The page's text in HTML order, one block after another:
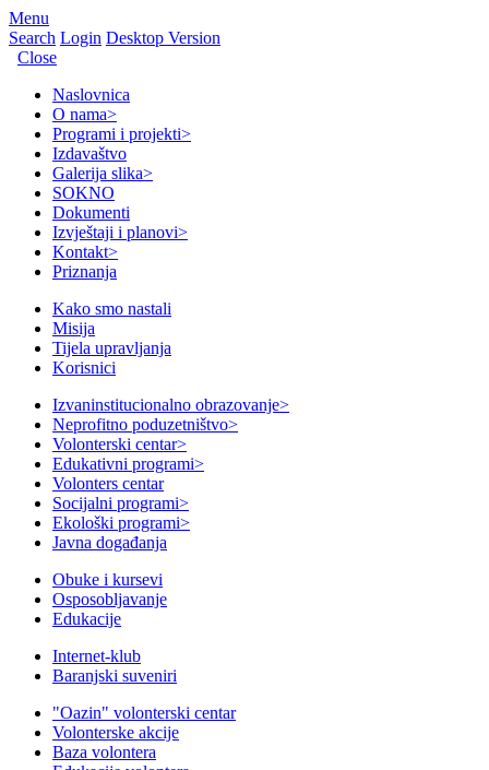
Menu
Search Login Desktop Version
Close
Naslovnica
O nama>
Programi i projekti>
Izdavaštvo
Galerija slika>
SOKNO
Dokumenti
Izvještaji i planovi>
Kontakt>
Priznanja
Kako smo nastali
Misija
Tijela upravljanja
Korisnici
Izvaninstitucionalno obrazovanje>
Neprofitno poduzetništvo>
Volonterski centar>
Edukativni programi>
Volonters centar
Socijalni programi>
Ekološki programi>
Javna događanja
Obuke i kursevi
Osposobljavanje
Edukacije
Internet-klub
Baranjski suveniri
"Oazin" volonterski centar
Volonterske akcije
Baza volontera